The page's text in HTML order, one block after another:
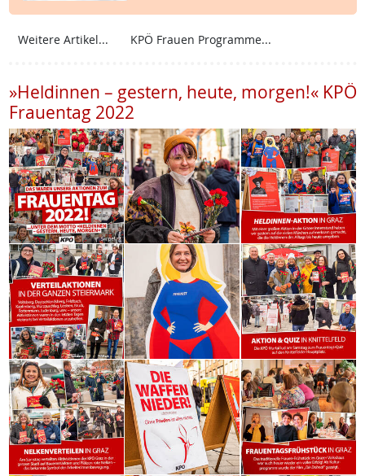
Weitere Artikel... KPÖ Frauen Programme...
»Heldinnen – gestern, heute, morgen!« KPÖ
Frauentag 2022